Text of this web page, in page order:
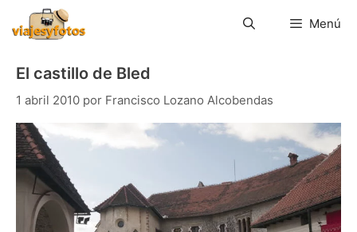
contenido
Menú
El castillo de Bled
1 abril 2010 por Francisco Lozano Alcobendas